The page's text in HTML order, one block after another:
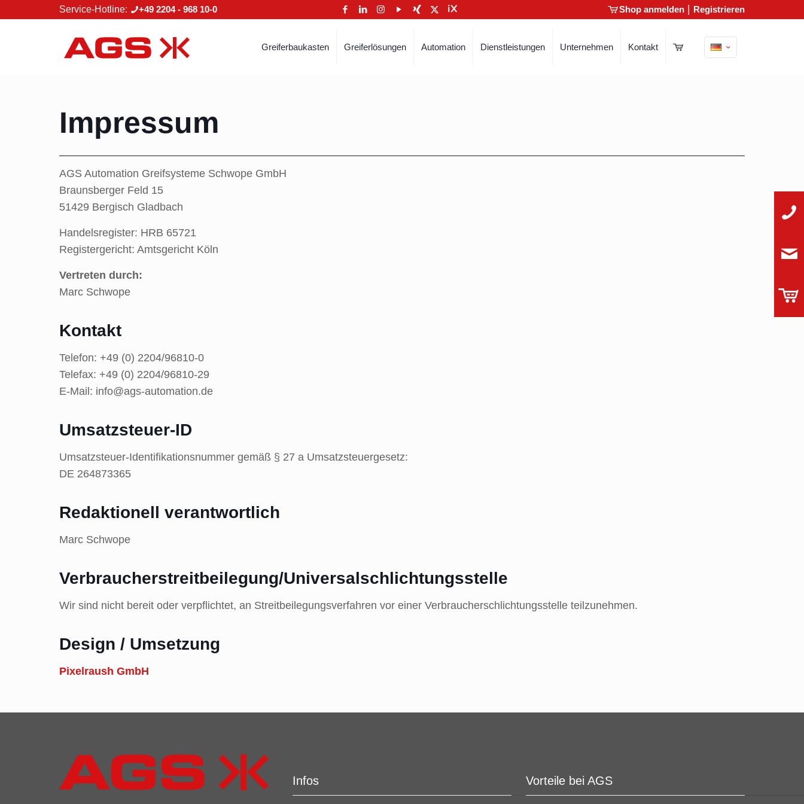
Greiferbaukasten Greiferlösungen Automation Dienstleistungen Unternehmen Kontakt
Service-Hotline: +49 2204 - 968 10-0 Shop anmelden| Registrieren
Impressum
AGS Automation Greifsysteme Schwope GmbH
Braunsberger Feld 15
51429 Bergisch Gladbach
Handelsregister: HRB 65721
Registergericht: Amtsgericht Köln
Vertreten durch:
Marc Schwope
Kontakt
Telefon: +49 (0) 2204/96810-0
Telefax: +49 (0) 2204/96810-29
E-Mail: info@ags-automation.de
Umsatzsteuer-ID
Umsatzsteuer-Identifikationsnummer gemäß § 27 a Umsatzsteuergesetz:
DE 264873365
Redaktionell verantwortlich
Marc Schwope
Verbraucher­streit­beilegung/Universal­schlichtungs­stelle
Wir sind nicht bereit oder verpflichtet, an Streitbeilegungsverfahren vor einer Verbraucherschlichtungsstelle teilzunehmen.
Design / Umsetzung
Pixelraush GmbH
Infos Vorteile bei AGS